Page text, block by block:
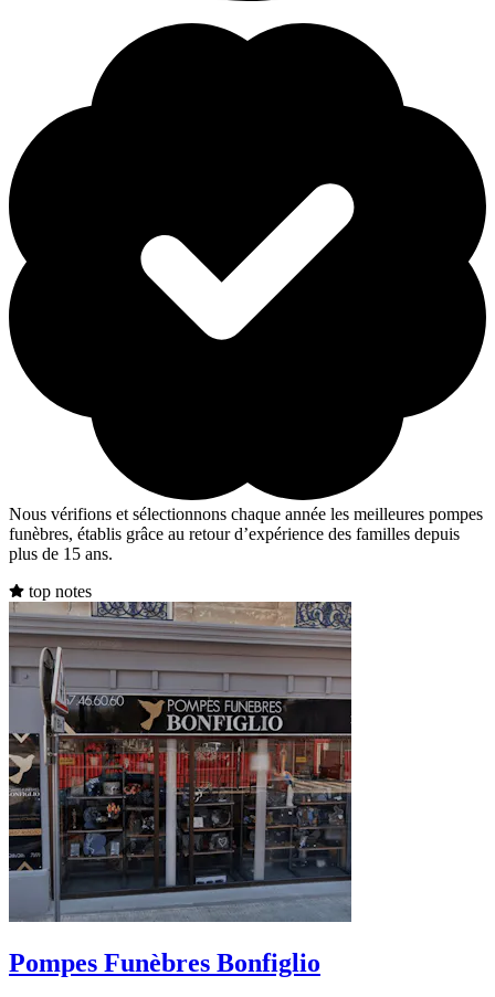
Nous vérifions et sélectionnons chaque année les meilleures pompes
funèbres, établis grâce au retour d’expérience des familles depuis
plus de 15 ans.
top notes
Pompes Funèbres Bonfiglio